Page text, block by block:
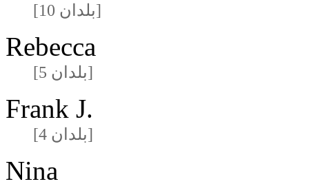
[10 بلدان]
Rebecca
[5 بلدان]
Frank J.
[4 بلدان]
Nina